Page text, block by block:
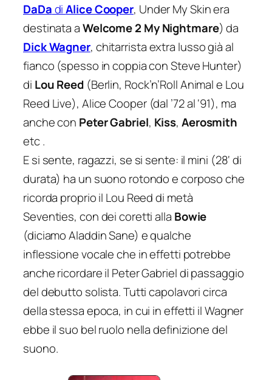
DaDadiAlice Cooper, Under My Skinera
destinata aWelcome 2 My Nightmare) da
Dick Wagner, chitarrista extra lusso già al
fianco (spesso in coppia con Steve Hunter)
di Lou Reed(Berlin, Rock’n’Roll Animale Lou
Reed Live), Alice Cooper (dal ’72 al ‘91), ma
anche con Peter Gabriel, Kiss, Aerosmith
etc .
E si sente, ragazzi, se si sente: il mini (28‘ di
durata) ha un suono rotondo e corposo che
ricorda proprio il Lou Reed di metà
Seventies, con dei coretti alla Bowie
(diciamo Aladdin Sane) e qualche
inflessione vocale che in effetti potrebbe
anche ricordare il Peter Gabriel di passaggio
del debutto solista. Tutti capolavori circa
della stessa epoca, in cui in effetti il Wagner
ebbe il suo bel ruolo nella definizione del
suono.